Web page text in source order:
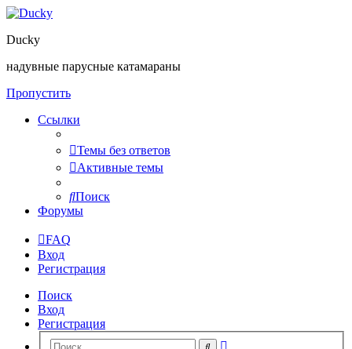
Ducky
надувные парусные катамараны
Пропустить
Ссылки
Темы без ответов
Активные темы
Поиск
Форумы
FAQ
Вход
Регистрация
Поиск
Вход
Регистрация
Поиск